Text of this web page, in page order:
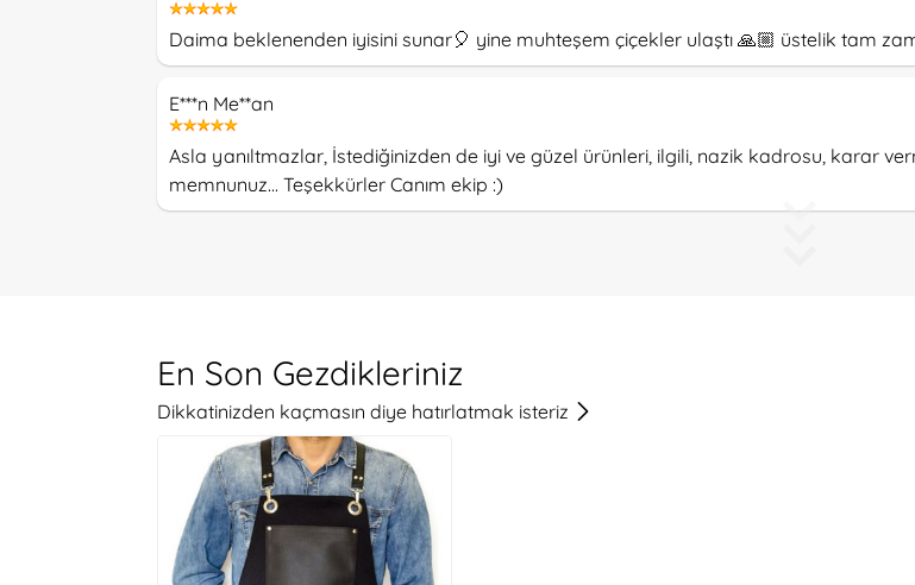
Daima beklenenden iyisini sunar🎈 yine muhteşem çiçekler ulaştı 🙏🏼 üstelik tam
E***n Me**an
Asla yanıltmazlar, İstediğinizden de iyi ve güzel ürünleri, ilgili, nazik kadrosu, karar
memnunuz... Teşekkürler Canım ekip :)
En Son Gezdikleriniz
Dikkatinizden kaçmasın diye hatırlatmak isteriz